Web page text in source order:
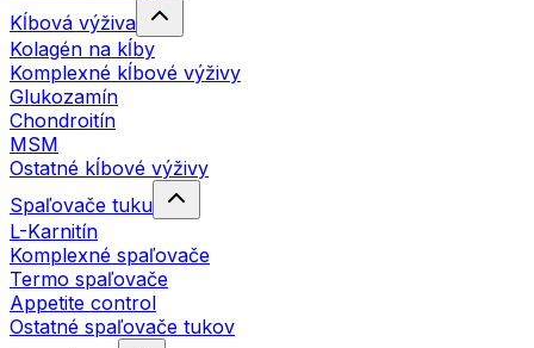
Kĺbová výživa
Kolagén na kĺby
Komplexné kĺbové výživy
Glukozamín
Chondroitín
MSM
Ostatné kĺbové výživy
Spaľovače tuku
L-Karnitín
Komplexné spaľovače
Termo spaľovače
Appetite control
Ostatné spaľovače tukov